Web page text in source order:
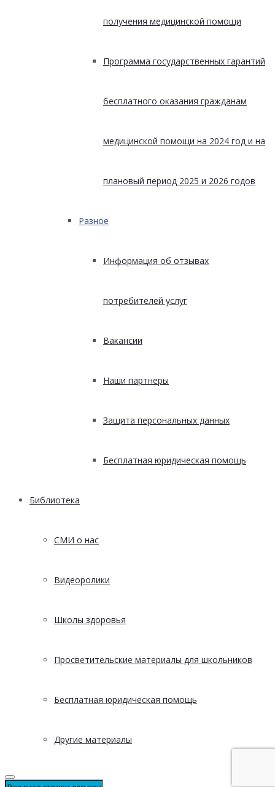
получения медицинской помощи
Программа государственных гарантий
бесплатного оказания гражданам
медицинской помощи на 2024 год и на
плановый период 2025 и 2026 годов
Разное
Информация об отзывах
потребителей услуг
Вакансии
Наши партнеры
Защита персональных данных
Бесплатная юридическая помощь
Библиотека
СМИ о нас
Видеоролики
Школы здоровья
Просветительские материалы для школьников
Бесплатная юридическая помощь
Другие материалы